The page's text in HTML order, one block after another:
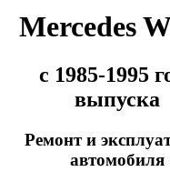
Mercedes
с 1985-1995
выпуска
Ремонт и
автомобиля